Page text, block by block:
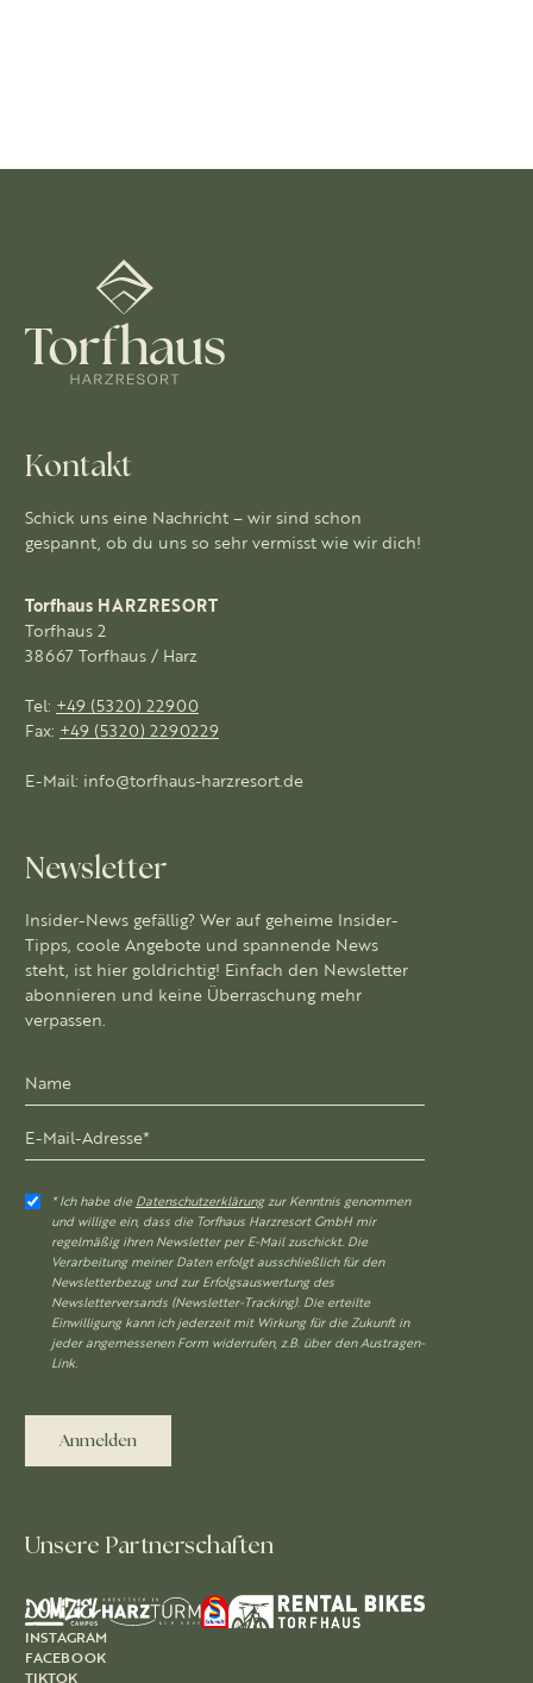
Kontakt
Schick uns eine Nachricht – wir sind schon
gespannt, ob du uns so sehr vermisst wie wir dich!
Torfhaus HARZRESORT
Torfhaus 2
38667 Torfhaus / Harz
Tel: +49 (5320) 22900
Fax: +49 (5320) 2290229
E-Mail: info@torfhaus-harzresort.de
Newsletter
Insider-News gefällig? Wer auf geheime Insider-
Tipps, coole Angebote und spannende News
steht, ist hier goldrichtig! Einfach den Newsletter
abonnieren und keine Überraschung mehr
verpassen.
* Ich habe die Datenschutzerklärungzur Kenntnis genommen
und willige ein, dass die Torfhaus Harzresort GmbH mir
regelmäßig ihren Newsletter per E-Mail zuschickt. Die
Verarbeitung meiner Daten erfolgt ausschließlich für den
Newsletterbezug und zur Erfolgsauswertung des
Newsletterversands (Newsletter-Tracking). Die erteilte
Einwilligung kann ich jederzeit mit Wirkung für die Zukunft in
jeder angemessenen Form widerrufen, z.B. über den Austragen-
Link.
Anmelden
Unsere Partnerschaften
INSTAGRAM
FACEBOOK
TIKTOK